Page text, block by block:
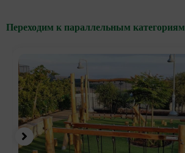
Переходим к параллельным